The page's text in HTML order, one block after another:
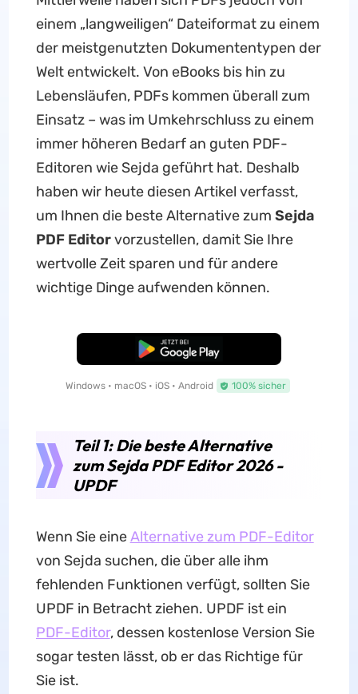
einem „langweiligen“ Dateiformat zu einem
der meistgenutzten Dokumententypen der
Welt entwickelt. Von eBooks bis hin zu
Lebensläufen, PDFs kommen überall zum
Einsatz – was im Umkehrschluss zu einem
immer höheren Bedarf an guten PDF-
Editoren wie Sejda geführt hat. Deshalb
haben wir heute diesen Artikel verfasst,
um Ihnen die beste Alternative zum Sejda
PDF Editorvorzustellen, damit Sie Ihre
wertvolle Zeit sparen und für andere
wichtige Dinge aufwenden können.
Kostenloser Download
Windows • macOS • iOS • Android 100% sicher
Teil 1: Die beste Alternative
zum Sejda PDF Editor 2026 -
UPDF
Wenn Sie eineAlternative zum PDF-Editor
von Sejda suchen, die über alle ihm
fehlenden Funktionen verfügt, sollten Sie
UPDF in Betracht ziehen. UPDF ist ein
PDF-Editor, dessen kostenlose Version Sie
sogar testen lässt, ob er das Richtige für
Sie ist.